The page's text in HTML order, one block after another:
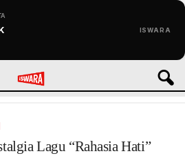
ISWARA
Lagu “Rahasia Hati”